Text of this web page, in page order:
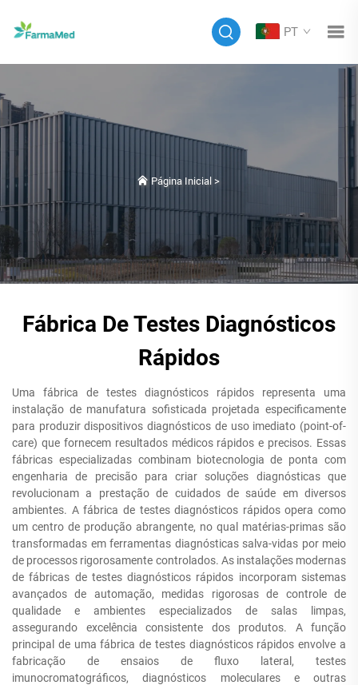
PT
Página Inicial>
Fábrica De Testes Diagnósticos
Rápidos
Uma fábrica de testes diagnósticos rápidos representa uma
instalação de manufatura sofisticada projetada especificamente
para produzir dispositivos diagnósticos de uso imediato (point-of-
care) que fornecem resultados médicos rápidos e precisos. Essas
fábricas especializadas combinam biotecnologia de ponta com
engenharia de precisão para criar soluções diagnósticas que
revolucionam a prestação de cuidados de saúde em diversos
ambientes. A fábrica de testes diagnósticos rápidos opera como
um centro de produção abrangente, no qual matérias-primas são
transformadas em ferramentas diagnósticas salva-vidas por meio
de processos rigorosamente controlados. As instalações modernas
de fábricas de testes diagnósticos rápidos incorporam sistemas
avançados de automação, medidas rigorosas de controle de
qualidade e ambientes especializados de salas limpas,
assegurando excelência consistente dos produtos. A função
principal de uma fábrica de testes diagnósticos rápidos envolve a
fabricação de ensaios de fluxo lateral, testes
imunocromatográficos, diagnósticos moleculares e outras